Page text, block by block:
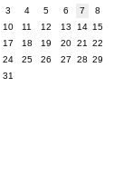
3 4 5 6 7
8
10 11 12 13 14 15
17 18 19 20 21
22
24 25 26 27 28 29
31